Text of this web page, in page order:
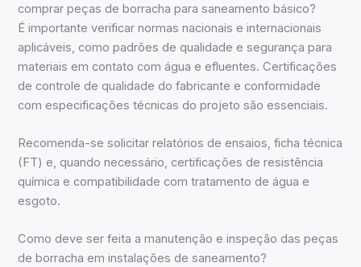
comprar peças de borracha para saneamento básico?
É importante verificar normas nacionais e internacionais
aplicáveis, como padrões de qualidade e segurança para
materiais em contato com água e efluentes. Certificações
de controle de qualidade do fabricante e conformidade
com especificações técnicas do projeto são essenciais.
Recomenda-se solicitar relatórios de ensaios, ficha técnica
(FT) e, quando necessário, certificações de resistência
química e compatibilidade com tratamento de água e
esgoto.
Como deve ser feita a manutenção e inspeção das peças
de borracha em instalações de saneamento?